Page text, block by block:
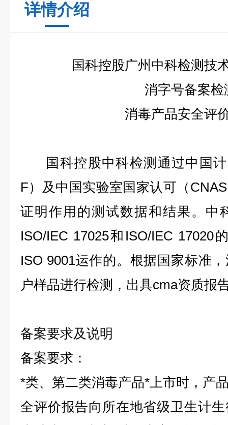
详情介绍
国科控股广州中科检测技
消字号备案检
消毒产品安全评
国科控股中科检测通过中国
F）及中国实验室国家认可（ CNAS
证明作用的测试数据和结果。中
ISO/IEC 17025和 ISO/IEC 17020
ISO 9001运作的。根据国家标准
户样品进行检测，出具cma资质报
备案要求及说明
备案要求：
*类、第二类消毒产品*上市时，产
全评价报告向所在地省级卫生计